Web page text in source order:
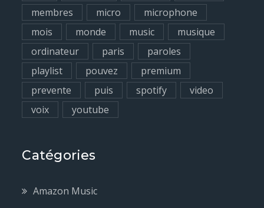
membres
micro
microphone
mois
monde music
musique
ordinateur
paris
paroles
playlist
pouvez
premium
prevente
puis spotify
video
voix
youtube
Catégories
Amazon Music